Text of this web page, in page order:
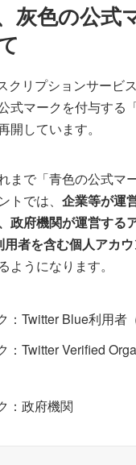
灰色の公式
クリプションサービ
式マークを付与する
開しています。
まで「青色の公式マ
では、 企業等が運
政府機関が運営する
者を含む個人アカ
ようになります。
：Twitter Blue利用者
：Twitter Verified
：政府機関